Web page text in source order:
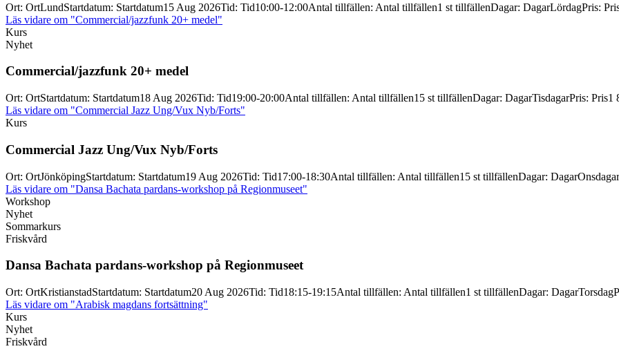
Ort: OrtLundStartdatum: Startdatum15 Aug 2026Tid: Tid10:00-12:00Antal tillfällen: Antal tillfällen1 st tillfällenDagar: DagarLördagPris:
Läs vidare om "Commercial/jazzfunk 20+ medel"
Kurs
Nyhet
Commercial/jazzfunk 20+ medel
Ort: OrtStartdatum: Startdatum18 Aug 2026Tid: Tid19:00-20:00Antal tillfällen: Antal tillfällen15 st tillfällenDagar: DagarTisdagarPris: Pris1
Läs vidare om "Commercial Jazz Ung/Vux Nyb/Forts"
Kurs
Commercial Jazz Ung/Vux Nyb/Forts
Ort: OrtJönköpingStartdatum: Startdatum19 Aug 2026Tid: Tid17:00-18:30Antal tillfällen: Antal tillfällen15 st tillfällenDagar: DagarOnsdagar
Läs vidare om "Dansa Bachata pardans-workshop på Regionmuseet"
Workshop
Nyhet
Sommarkurs
Friskvård
Dansa Bachata pardans-workshop på Regionmuseet
Ort: OrtKristianstadStartdatum: Startdatum20 Aug 2026Tid: Tid18:15-19:15Antal tillfällen: Antal tillfällen1 st tillfällenDagar: DagarTorsdag
Läs vidare om "Arabisk magdans fortsättning"
Kurs
Nyhet
Friskvård